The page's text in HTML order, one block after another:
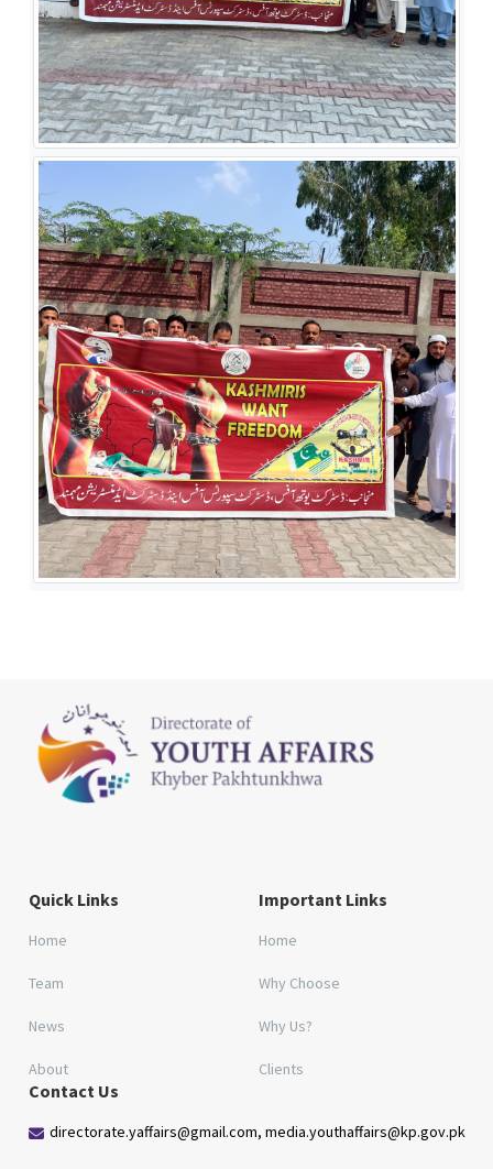
Quick Links
Home
Team
News
About
Important Links
Home
Why Choose
Why Us?
Clients
Contact Us
directorate.yaffairs@gmail.com, media.youthaffairs@kp.gov.pk